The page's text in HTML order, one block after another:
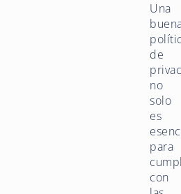
Una
de
no
solo
es
para
con